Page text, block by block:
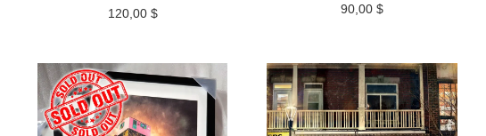
120,00 $ 90,00$